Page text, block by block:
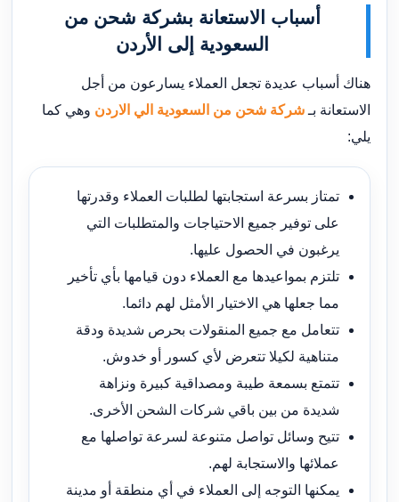
أسباب الاستعانة بشركة شحن من
السعودية إلى الأردن
هناك أسباب عديدة تجعل العملاء يسارعون من أجل
الاستعانة بـشركة شحن من السعودية الي الاردنوهي كما
يلي:
تمتاز بسرعة استجابتها لطلبات العملاء وقدرتها
على توفير جميع الاحتياجات والمتطلبات التي
يرغبون في الحصول عليها.
تلتزم بمواعيدها مع العملاء دون قيامها بأي تأخير
مما جعلها هي الاختيار الأمثل لهم دائما.
تتعامل مع جميع المنقولات بحرص شديدة ودقة
متناهية لكيلا تتعرض لأي كسور أو خدوش.
تتمتع بسمعة طيبة ومصداقية كبيرة ونزاهة
شديدة من بين باقي شركات الشحن الأخرى.
تتيح وسائل تواصل متنوعة لسرعة تواصلها مع
عملائها والاستجابة لهم.
يمكنها التوجه إلى العملاء في أي منطقة أو مدينة